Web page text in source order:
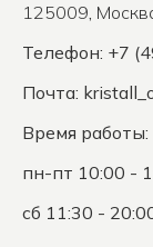
125009,
Телефон: +7
Почта:
Время работы:
пн-пт 10:00 -
сб 11:30 -